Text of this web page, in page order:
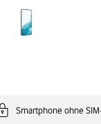
Smartphone ohne